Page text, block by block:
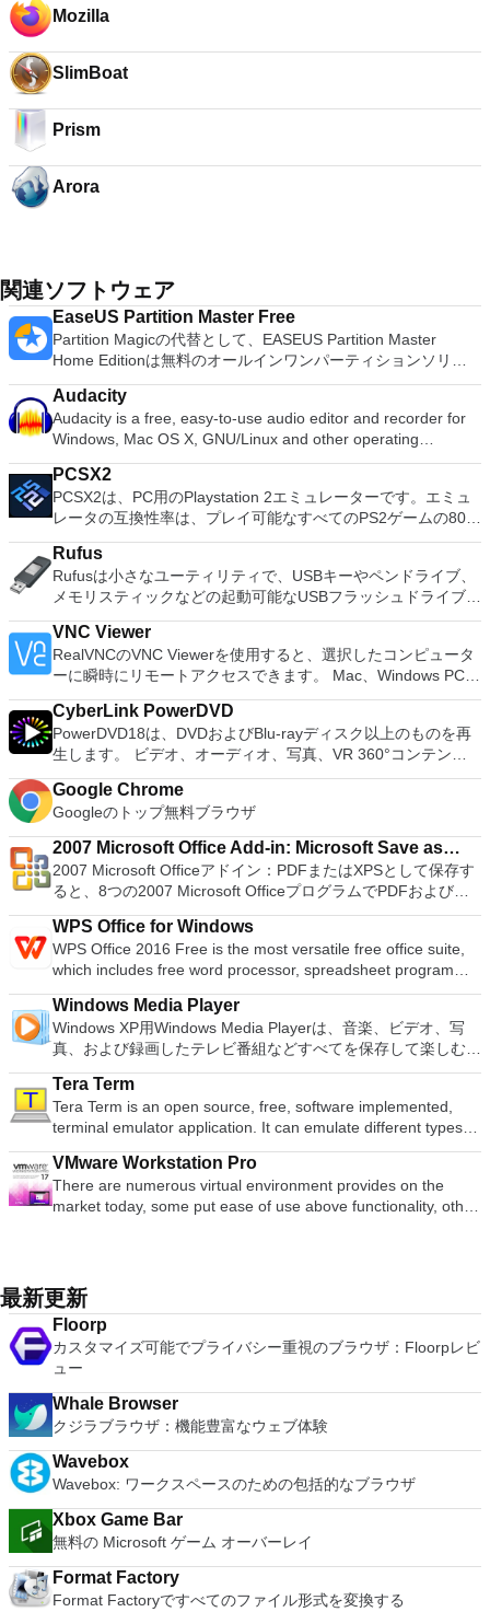
Mozilla
SlimBoat
Prism
Arora
関連ソフトウェア
EaseUS Partition Master Free
Partition Magicの代替として、EASEUS Partition Master
Home Editionは無料のオールインワンパーティションソリュ
ーションおよびディスク管理ユーティリティです。パーティシ
ョンの拡張（特にシステムドライブ用）、ディスク領域の管
理、MBRおよびGUIDパーティションテーブル（GPT）ディス
クのディスク領域不足の問題の解決を可能にします。 パーテ
ィションのサイズ変更/移動システムドライブを拡張するディ
スクとパーティションをコピーパーティションをマージ分割パ
ーティション空き領域を再分配するダイナミックディスクの変
換パーティションを回復する
Audacity
Audacity is a free, easy-to-use audio editor and recorder for
Windows, Mac OS X, GNU/Linux and other operating
systems. You can use Audacity to: Record live audio. Convert
tapes and records into digital recordings or CDs. Edit Ogg
Vorbis, MP3, WAV or AIFF sound files. Cut, copy, splice or mix
sounds together. Change the speed or pitch of a recording.
Add new effects with LADSPA plug-ins. And more!
PCSX2
PCSX2は、PC用のPlaystation 2エミュレーターです。エミュ
レータの互換性率は、プレイ可能なすべてのPS2ゲームの80％
以上を誇っています。かなり強力なコンピューターを所有して
いる場合、PCSX2は優れたエミュレーターです。また、この
アプリケーションはローエンドコンピューターのサポートも提
供するため、Playstation 2コンソールのすべての所有者は、
PCで動作するゲームを見ることができます。 PCSX2エミュレ
ーターを使用すると、PS2コントローラーを使用して、本物の
プレイステーション体験をシミュレートできます。このアプリ
ケーションでは、ディスクからゲームを直接実行することも、
ハードドライブからISOイメージとして実行することもできま
す。 主な機能は次のとおりです。 Savestates：ボタンを1つ
押すだけで、ゲームの現在の「状態」を保存できます。 無制
限のメモリーカード：好きなだけメモリーカードを保存でき、
8MBから64MBまでの単一の物理カードに制限されなくなりま
した。 高解像度グラフィックス：PCSX2を使用すると、
て、PCSX2 PS2エミュレーターの機能は優れています。 PS2
ゲームを高い精度でエミュレートでき、Windowsとエミュレ
ーターを切り替えることができます。欠点は、高速ゲームに苦
労し、時々フリーズまたはクラッシュすることです。* PCSX2
を使用するには、コンソールから抽出できるPlaystation 2
BIOSが必要です。
Rufus
Rufusは小さなユーティリティで、USBキーやペンドライブ、
メモリスティックなどの起動可能なUSBフラッシュドライブを
フォーマットおよび作成できます。 Rufusは、次のシナリオで
役立ちます。 Windows、Linux、およびUEFI用の起動可能な
ISOからUSBインストールメディアを作成する必要がある場
合。 OSがインストールされていないシステムで作業する必要
がある場合。 BIOSまたはその他のファームウェアをDOSから
フラッシュする必要がある場合。 低レベルのユーティリティ
を実行する必要がある場合。 Rufusは次の* ISOで動作しま
す：Arch Linux、Archbang、BartPE / pebuilder、CentOS、
Damn Small Linux、Fedora、FreeDOS、Gentoo、
gNewSense、Hiren&#39;s Boot CD、LiveXP、Knoppix、
Kubuntu、Linux Mint、NT Password Registry Editor、
OpenSUSE、Parted Magic、Slackware、Tails、Trinity
Rescue Kit、Ubuntu、Ultimate Boot CD、Windows XP（SP2
以降）、Windows Server 2003 R2、Windows Vista、
ん。 サポートされている言語は次のとおりです。インドネシ
ア語、マレーシア語、セシュティナ、ダンスク、ドイツ語、英
語、スペイン語、フランス語、フルバツキー、イタリア語、ラ
トヴィエシュ、リエトゥビウ、マジャール、オランダ、ノルス
ク、ポルスキ、ポルトガル、ポルトガル、スロヴェンスキー、
スロベンツキー、スロヴェンスキーSrpski、Suomi、
Svenska、Türkçe。
VNC Viewer
RealVNCのVNC Viewerを使用すると、選択したコンピュータ
ーに瞬時にリモートアクセスできます。 Mac、Windows PC、
またはLinuxマシン、世界中のどこからでも。 VNC Viewerを
使用すると、コンピューターのデスクトップを表示したり、コ
ンピューターの前に直接座っているかのようにマウスとキーボ
ードを制御したりできます。 VNC Viewerは、インストールと
使用が簡単です。制御したいデバイスでインストーラーを実行
し、指示に従ってください。オプションで、Windowsでのリ
モート展開に使用可能なMSIがあります。デスクトッププラッ
トフォームにVNC Viewerをインストールする権限がない場合
は、スタンドアロンオプションを選択する必要があります。
主な機能は次のとおりです。 クラウドサービスを介してVNC
Connectを実行しているコンピューターに接続します。 Apple
Screen Sharing（ARD）などのサードパーティ製のVNC互換
ソフトウェアを実行しているコンピューターに直接接続しま
す。 各デバイスでVNC Viewerにサインインして、すべてのデ
ボードの上のスクロールバーには、Command / Windowsなど
の高度なキーが含まれています。 Bluetoothキーボードのサポ
ート。 VNC Connectサブスクリプションには、無料、有料、
試用の3つのバージョンがあります。 制御する必要のあるマシ
ンごとに、RealVNCのWebサイトにアクセスして、各コンピ
ューターにVNC Connectをダウンロードするだけです。次
に、RealVNCアカウントの資格情報を使用して、ローカルマ
シンでVNC Viewerにサインインします。そこから、コンピュ
ーターを確認して接続できます。 VNC Connectを使用する
と、セッションはエンドツーエンドで暗号化されます。アプリ
はすぐに各コンピューターをパスワードで保護します。コンピ
ダウンロード
CyberLink PowerDVD
PowerDVD18は、DVDおよびBlu-rayディスク以上のものを再
生します。 ビデオ、オーディオ、写真、VR 360°コンテン
ツ、さらにはYouTubeやVimeoにとっても、PowerDVD18は重
要なエンターテイメントの仲間です。 Ultra HD HDR TVとサ
ラウンドサウンドシステムの可能性を解き放ち、360°ビデオ
の増え続けるコレクションへのアクセスで仮想世界に没頭する
か、PCまたはラップトップでの比類のない再生サポートと独
自の強化により、どこにいても簡単にリラックスできます。
新機能は次のとおりです。 4K DHR向けに最適化 Ultra HD
Blu-ray、4K、HEVC / H.265およびHDR10コンテンツをサポー
ト全画面モードで21：9モニターで2.35：1の映画を見る常時
オンのミニビューでYouTubeライブを見る YouTubeおよび
Vimeoで4K HDRおよび360ビデオを再生 VRエクスペリエンス
の向上：Microsoft Mixed Realityヘッドセット、HTC、VIVE、
およびOculus Riftをサポート Fire TVとキャストのサポート
注：これは商用トライアルです。
Google Chrome
Googleのトップ無料ブラウザ
2007 Microsoft Office Add-in: Microsoft Save as
PDF or XPS
2007 Microsoft Officeアドイン：PDFまたはXPSとして保存す
ると、8つの2007 Microsoft OfficeプログラムでPDFおよび
XPS形式にエクスポートして保存できます。このツールを使用
すると、これらのプログラムのサブセットでPDF形式および
XPS形式の電子メール添付ファイルとして送信することもでき
ます（特定の機能はプログラムによって異なります）。 この
ダウンロードは、次のOfficeプログラムで動作します。
Microsoft Office Access 2007。 Microsoft Office Excel 2007。
Microsoft Office InfoPath 2007。 Microsoft Office OneNote
2007。 Microsoft Office PowerPoint 2007。 Microsoft Office
Publisher 2007。 Microsoft Office Visio 2007。 Microsoft
Office Word 2007。 2007 Microsoft Officeプログラムのこの
Microsoft Save as PDFまたはXPSアドインは、2007 Microsoft
Office systemソフトウェアの補足条項であり、2007 Microsoft
Office systemソフトウェアのライセンス条項の対象となりま
す。 システム要件：サポートされているオペレーティングシ
ステム。 Windows Server 2003、Windows Vista、Windows
WPS Office for Windows
WPS Office 2016 Free is the most versatile free office suite,
which includes free word processor, spreadsheet program
and presentation maker. With these three programs you will
easily be able to deal with any office related tasks. WPS
Office 2016 Free has multiple language support for English,
French, German, Spanish, Portuguese,Russian and Polish
languages. To switch between languages requires only a
single click! Despite being a free suite, WPS Office comes
with many innovative features, such as the paragraph
adjustment tool and multiple tabbed feature. It also has a PDF
converter, spell check and word count feature. WPS Office
2016 Personal Edition supports switching language UI,File
Roaming and Docer online templates. Key features include:
Writer Efficient word processor. Presentation Multimedia
free document templates. Built-in PDF reader. Mobile device
support (iOS and Android). WPS Cloud Storage included.
Although it is a free suite, WPS Office 2016 Free comes with
many innovative features, including a useful a paragraph
converter, automatic spell checking and word count features.
It also has some neat tools such as the Watermark in
document, and converting PowerPoint to Word document
support. Overall, WPS Office 2016 Free is a good alternative
to Microsoft's offering. The Writer program is a versatile word
processor; the Presentation program is an easy to use and
effective slide show maker that helps you to create impressive
multimedia presentations; and the Spreadsheets program is
both a flexible and a powerful spreadsheet application.
Windows Media Player
Windows XP用Windows Media Playerは、音楽、ビデオ、写
真、および録画したテレビ番組などすべてを保存して楽しむ最
適な機能を搭載しています。 再生、表示、外出先で楽しむた
めのポータブル デバイスとの同期、さらには家中のデバイス
との共有も、すべて1か所で行えます。 シンプルなデザイン -
まったく新しい外観でデジタル エンターテイメントを楽しめ
ます。 大好きな音楽をより多く - デジタル音楽体験がさらに
楽しくなります。 エンターテイメントをすべて1つの場所に -
音楽、ビデオ、写真、録画したテレビ番組をすべて保存して楽
しめます。 どこでも楽しめる - どこにいても音楽、ビデオ、
Tera Term
Tera Term is an open source, free, software implemented,
terminal emulator application. It can emulate different types of
computer terminals, from DEC VT100 to DEC VT382, and it
supports telnet, SSH 1 & 2 and serial port connections. It also
has a built-in macro scripting language and some other useful
plugins. Key features include: Automatically creates logs with
remote Telnet or SSH hosts. It sports a clean and crisp layout
that is easy to work with. The application does not take a long
time to wrap your head around and is also very light on
system resources. So, if you need a free terminal emulator,
which is easy to master and supports remote Telnet or SSH
host connections then Tera Term is a good choice.
VMware Workstation Pro
There are numerous virtual environment provides on the
market today, some put ease of use above functionality, other
patches, in an isolated and safe virtualized environment. Key
Features include: Powerful 3D Graphics - DirectX 10* and
OpenGL 3.3 support. VMware Compatibility - Create one; Run
anywhere on VMware software. vSphere and vCloud Air
Support - Drag and drop VMs between environments.
Restricted and Encrypted VMs - Protection and performance
enhancements. Expiring Virtual Machines - Time-limited
virtual machines. Latest Hardware Support - Broadwell and
Haswell CPU support. Enterprise Quality Virtual Machines -
16 vCPUs, 8TB virtual disks, and 64GB memory. Enhanced
IPv6 Support - IPv6-to-IPv4 NAT (6to4 and 4to6). Virtual
Machine Video Memory - Up to 2GB. Enhanced Connectivity -
USB 3.0, Bluetooth, HD audio, printers, and Skype support.
VMware Workstation Pro is a perfect choice for those of you
who are a little skeptical about making the leap over to
最新更新
Floorp
カスタマイズ可能でプライバシー重視のブラウザ：Floorpレビ
ュー
Whale Browser
クジラブラウザ：機能豊富なウェブ体験
Wavebox
Wavebox: ワークスペースのための包括的なブラウザ
Xbox Game Bar
無料の Microsoft ゲーム オーバーレイ
Format Factory
Format Factoryですべてのファイル形式を変換する